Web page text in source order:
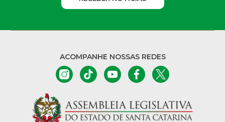
ACOMPANHE NOSSAS REDES